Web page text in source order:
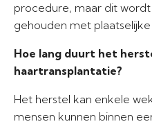
procedure, maar dit
gehouden met
Hoe lang duurt het
haartransplantatie?
Het herstel kan enkele
mensen kunnen binnen